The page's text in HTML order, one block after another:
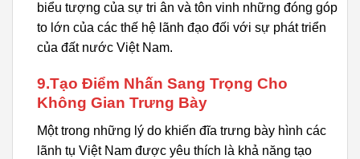
biểu tượng của sự tri ân và tôn vinh những đóng góp
to lớn của các thế hệ lãnh đạo đối với sự phát triển
của đất nước Việt Nam.
9.Tạo Điểm Nhấn Sang Trọng Cho
Không Gian Trưng Bày
Một trong những lý do khiến đĩa trưng bày hình các
lãnh tụ Việt Nam được yêu thích là khả năng tạo